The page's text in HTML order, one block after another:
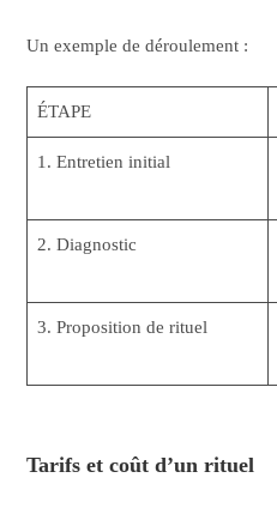
Un exemple de déroulement :
ÉTAPE
1. Entretien initial
2. Diagnostic
3. Proposition de rituel
Tarifs et coût d’un rituel